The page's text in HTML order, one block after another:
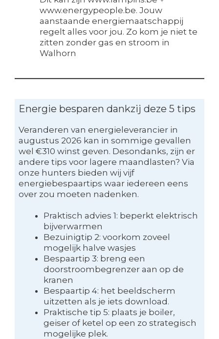
www.energypeople.be. Jouw
aanstaande energiemaatschappij
regelt alles voor jou. Zo kom je niet te
zitten zonder gas en stroom in
Walhorn
Energie besparen dankzij deze 5 tips
Veranderen van energieleverancier in
augustus 2026 kan in sommige gevallen
wel €310 winst geven. Desondanks, zijn er
andere tips voor lagere maandlasten? Via
onze hunters bieden wij vijf
energiebespaartips waar iedereen eens
over zou moeten nadenken.
Praktisch advies 1: beperkt elektrisch
bijverwarmen
Bezuinigtip 2: voorkom zoveel
mogelijk halve wasjes
Bespaartip 3: breng een
doorstroombegrenzer aan op de
kranen
Bespaartip 4: het beeldscherm
uitzetten als je iets download.
Praktische tip 5: plaats je boiler,
geiser of ketel op een zo strategisch
mogelijke plek.